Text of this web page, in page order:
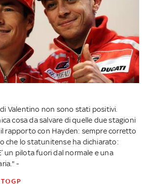
Valentino non sono stati positivi.
cosa da salvare di quelle due stagioni
il rapporto con Hayden: sempre corretto
che lo statunitense ha dichiarato:
un pilota fuori dal normale e una
-